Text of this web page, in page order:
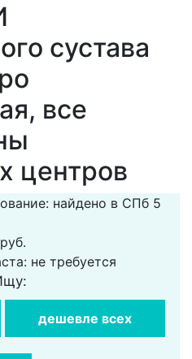
сустава
все
центров
найдено в СПб 5
не требуется
дешевле всех